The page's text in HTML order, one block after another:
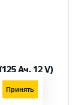
Ач, 12 V)
Принять